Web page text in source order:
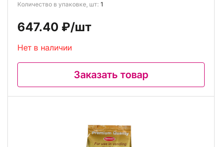
Количество в упаковке, шт: 1
647.40 ₽/шт
Нет в наличии
Заказать товар